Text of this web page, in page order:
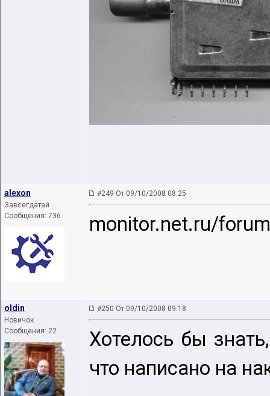
alexon
Завсегдатай
Сообщения: 736
#249 От 09/10/2008 08:25
monitor.net.ru/
oldin
Новичок
Сообщения: 22
#250 От 09/10/2008 09:18
Хотелось бы
что написано на